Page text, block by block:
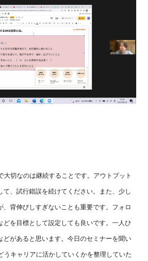
大切なのは継続することです。アウトプット
て、試行錯誤を続けてください。また、少し
、背伸びしすぎないことも重要です。フォロ
どを目標として設定しても良いです。一人ひ
どがあると思います。今日のセミナーを聞い
うキャリアに活かしていくかを整理していた